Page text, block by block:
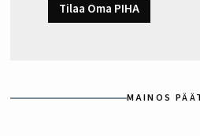
Tilaa Oma PIHA
MAINOS